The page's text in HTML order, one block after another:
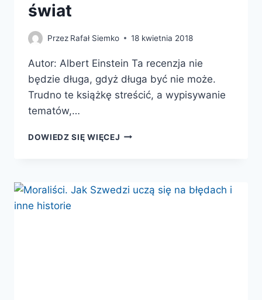
świat
Przez Rafał Siemko 18 kwietnia 2018
Autor: Albert Einstein Ta recenzja nie
będzie długa, gdyż długa być nie może.
Trudno te książkę streścić, a wypisywanie
tematów,…
DOWIEDZ SIĘ WIĘCEJ JAK